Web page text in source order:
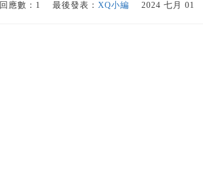
回應數：1 最後發表： XQ小編 2024 七月 01